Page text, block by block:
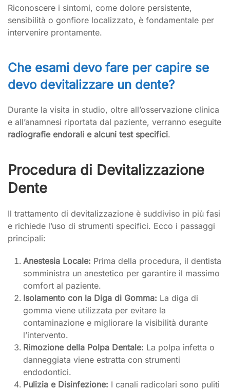
Riconoscere i sintomi, come dolore persistente,
sensibilità o gonfiore localizzato, è fondamentale per
intervenire prontamente.
Che esami devo fare per capire se
devo devitalizzare un dente?
Durante la visita in studio, oltre all’osservazione clinica
e all’anamnesi riportata dal paziente, verranno eseguite
radiografie endorali e alcuni test specifici.
Procedura di Devitalizzazione
Dente
Il trattamento di devitalizzazione è suddiviso in più fasi
e richiede l’uso di strumenti specifici. Ecco i passaggi
principali:
Anestesia Locale: Prima della procedura, il dentista
somministra un anestetico per garantire il massimo
comfort al paziente.
Isolamento con la Diga di Gomma: La diga di
gomma viene utilizzata per evitare la
contaminazione e migliorare la visibilità durante
l’intervento.
Rimozione della Polpa Dentale: La polpa infetta o
danneggiata viene estratta con strumenti
endodontici.
Pulizia e Disinfezione: I canali radicolari sono puliti